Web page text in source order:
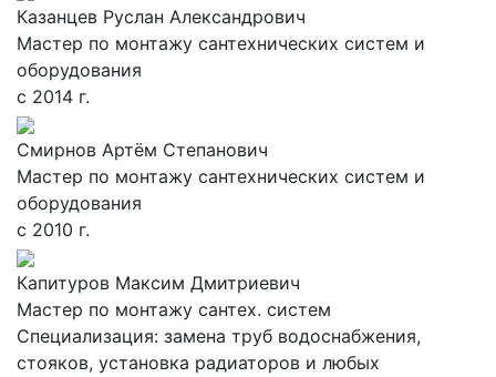
Казанцев Руслан Александрович
Мастер по монтажу сантехнических систем и
оборудования
с 2014 г.
Смирнов Артём Степанович
Мастер по монтажу сантехнических систем и
оборудования
с 2010 г.
Капитуров Максим Дмитриевич
Мастер по монтажу сантех. систем
Специализация: замена труб водоснабжения,
стояков, установка радиаторов и любых